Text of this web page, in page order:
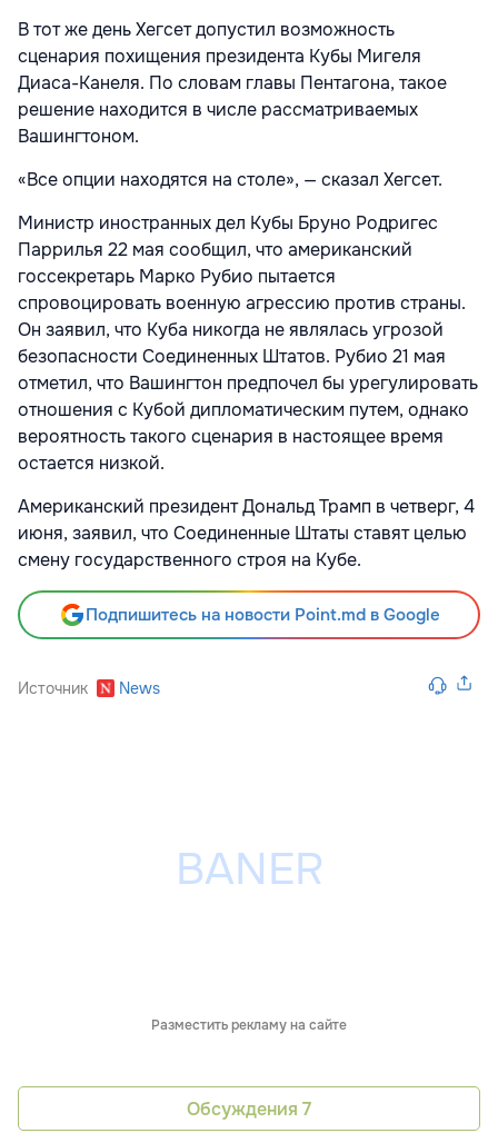
В тот же день Хегсет допустил возможность
сценария похищения президента Кубы Мигеля
Диаса-Канеля. По словам главы Пентагона, такое
решение находится в числе рассматриваемых
Вашингтоном.
«Все опции находятся на столе», — сказал Хегсет.
Министр иностранных дел Кубы Бруно Родригес
Паррилья 22 мая сообщил, что американский
госсекретарь Марко Рубио пытается
спровоцировать военную агрессию против страны.
Он заявил, что Куба никогда не являлась угрозой
безопасности Соединенных Штатов. Рубио 21 мая
отметил, что Вашингтон предпочел бы урегулировать
отношения с Кубой дипломатическим путем, однако
вероятность такого сценария в настоящее время
остается низкой.
Американский президент Дональд Трамп в четверг, 4
июня, заявил, что Соединенные Штаты ставят целью
смену государственного строя на Кубе.
Подпишитесь на новости Point.md в Google
Источник News
Разместить рекламу на сайте
Обсуждения 7